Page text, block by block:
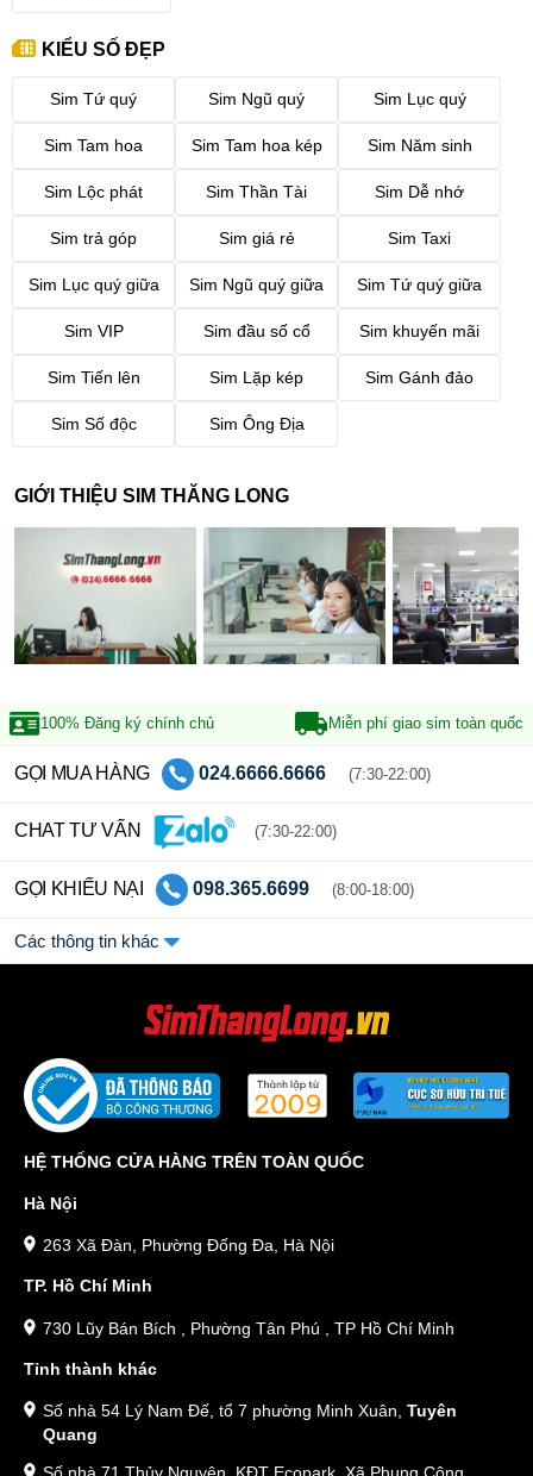
KIỂU SỐ ĐẸP
Sim Tứ quý Sim Ngũ quý Sim Lục quý
Sim Tam hoa Sim Tam hoa kép Sim Năm sinh
Sim Lộc phát Sim Thần Tài Sim Dễ nhớ
Sim trả góp Sim giá rẻ Sim Taxi
Sim Lục quý giữa Sim Ngũ quý giữa Sim Tứ quý giữa
Sim VIP Sim đầu số cổ Sim khuyến mãi
Sim Tiến lên Sim Lặp kép Sim Gánh đảo
Sim Số độc Sim Ông Địa
GIỚI THIỆU SIM THĂNG LONG
100% Đăng ký chính chủ Miễn phí giao sim toàn quốc
GỌI MUA HÀNG 024.6666.6666 (7:30-22:00)
CHAT TƯ VẤN (7:30-22:00)
GỌI KHIẾU NẠI 098.365.6699 (8:00-18:00)
Các thông tin khác
HỆ THỐNG CỬA HÀNG TRÊN TOÀN QUỐC
Hà Nội
263 Xã Đàn, Phường Đống Đa, Hà Nội
TP. Hồ Chí Minh
730 Lũy Bán Bích , Phường Tân Phú , TP Hồ Chí Minh
Tỉnh thành khác
Số nhà 54 Lý Nam Đế, tổ 7 phường Minh Xuân, Tuyên
Quang